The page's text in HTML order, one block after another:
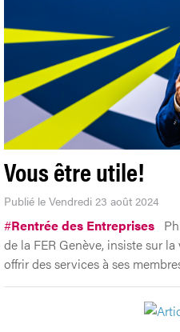
Vous être utile!
Publié le Vendredi 23 août 2024
#Rentrée des Entreprises
de la FER Genève, insiste sur
offrir des services à ses